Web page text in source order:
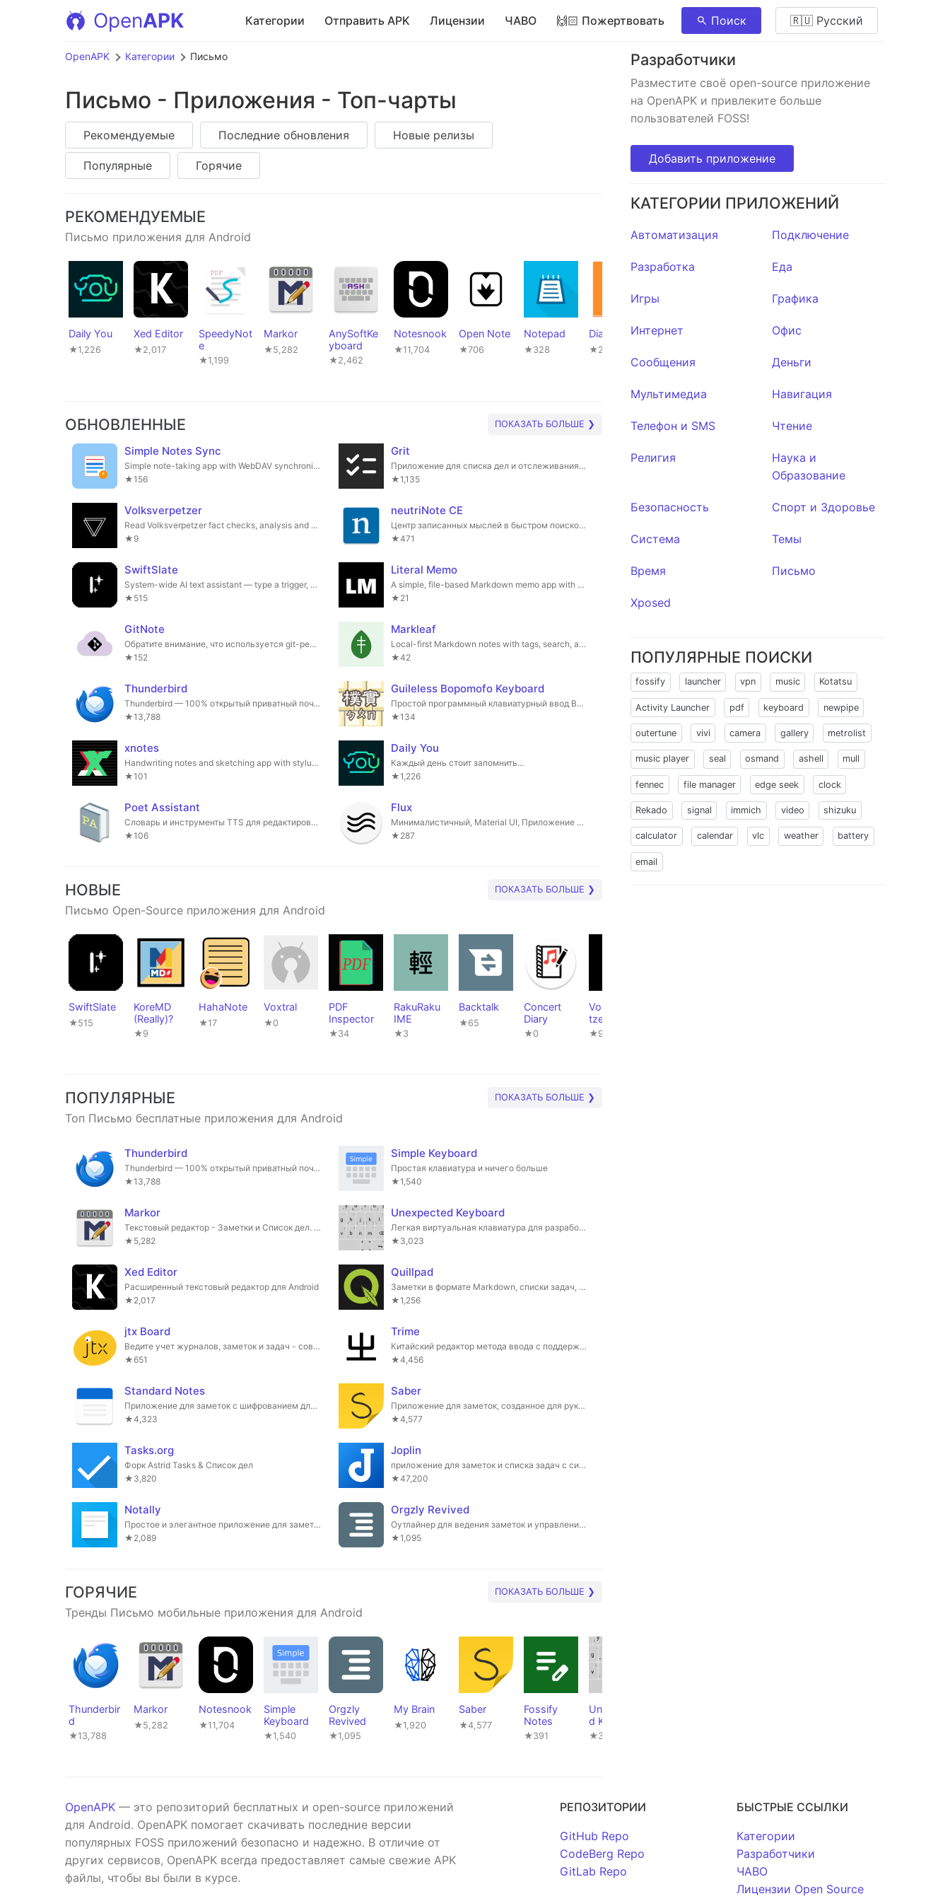
OpenAPK Категории Отправить APK Лицензии ЧАВО 🙌🏻 Пожертвовать Поиск 🇷🇺 Pусский
OpenAPK Категории Письмо
Письмо - Приложения - Топ-чарты
Рекомендуемые Последние обновления Новые релизы
Популярные Горячие
РЕКОМЕНДУЕМЫЕ
Письмо приложения для Android
Daily You
★1,226
Xed Editor
★2,017
SpeedyNot
e
★1,199
Markor
★5,282
AnySoftKe
yboard
★2,462
Notesnook
★11,704
Open Note
★706
Notepad
★328
Diary
★234
ОБНОВЛЕННЫЕ ПОКАЗАТЬ БОЛЬШЕ ❯
Simple Notes Sync
Simple note-taking app with WebDAV synchronization
★156
Grit
Приложение для списка дел и отслеживания привычек, которое помогает вам визуализировать ваш прогресс.
★1,135
Volksverpetzer
Read Volksverpetzer fact checks, analysis and articles on your mobile phone.
★9
neutriNote CE
Центр записанных мыслей в быстром поисковом формате простого текста.
★471
SwiftSlate
System-wide AI text assistant — type a trigger, get instant text transformation
★515
Literal Memo
A simple, file-based Markdown memo app with GitHub sync.
★21
GitNote
Обратите внимание, что используется git-репозиторий.
★152
Markleaf
Local-first Markdown notes with tags, search, and file export
★42
Thunderbird
Thunderbird — 100% открытый приватный почтовый клиент.
★13,788
Guileless Bopomofo Keyboard
Простой программный клавиатурный ввод Bopomofo (редактор ввода) для набора текста на Ханью.
★134
xnotes
Handwriting notes and sketching app with stylus support
★101
Daily You
Каждый день стоит запомнить...
★1,226
Poet Assistant
Словарь и инструменты TTS для редактирования стихов
★106
Flux
Минималистичный, Material UI, Приложение для повышения продуктивности
★287
НОВЫЕ ПОКАЗАТЬ БОЛЬШЕ ❯
Письмо Open-Source приложения для Android
SwiftSlate
★515
KoreMD
(Really)?
★9
HahaNote
★17
Voxtral
★0
PDF
Inspector
★34
RakuRaku
IME
★3
Backtalk
★65
Concert
Diary
★0
Volksverpe
tzer
★9
ПОПУЛЯРНЫЕ ПОКАЗАТЬ БОЛЬШЕ ❯
Топ Письмо бесплатные приложения для Android
Thunderbird
Thunderbird — 100% открытый приватный почтовый клиент.
★13,788
Simple Keyboard
Простая клавиатура и ничего больше
★1,540
Markor
Текстовый редактор - Заметки и Список дел. Легковесный. Поддержка Markdown и todo.txt.
★5,282
Unexpected Keyboard
Легкая виртуальная клавиатура для разработчиков.
★3,023
Xed Editor
Расширенный текстовый редактор для Android
★2,017
Quillpad
Заметки в формате Markdown, списки задач, синхронизация с Nextcloud и многое другое. Форк приложения Quillnote.
★1,256
jtx Board
Ведите учет журналов, заметок и задач - совместимо с iCalendar и синхронизируется с вами.
★651
Trime
Китайский редактор метода ввода с поддержкой движка Rime
★4,456
Standard Notes
Приложение для заметок с шифрованием для любителей технологий и профессионалов
★4,323
Saber
Приложение для заметок, созданное для рукописного ввода.
★4,577
Tasks.org
Форк Astrid Tasks & Список дел
★3,820
Joplin
приложение для заметок и списка задач с синхронизацией между Linux, macOS, Windows и мобильными устройствами
★47,200
Notally
Простое и элегантное приложение для заметок с открытым исходным кодом.
★2,089
Orgzly Revived
Оутлайнер для ведения заметок и управления списками задач.
★1,095
ГОРЯЧИЕ ПОКАЗАТЬ БОЛЬШЕ ❯
Тренды Письмо мобильные приложения для Android
Thunderbir
d
★13,788
Markor
★5,282
Notesnook
★11,704
Simple
Keyboard
★1,540
Orgzly
Revived
★1,095
My Brain
★1,920
Saber
★4,577
Fossify
Notes
★391
Unexpecte
d Keyboard
★3,023
Разработчики
Разместите своё open-source приложение
на OpenAPK и привлеките больше
пользователей FOSS!
Добавить приложение
КАТЕГОРИИ ПРИЛОЖЕНИЙ
Автоматизация Подключение
Разработка Еда
Игры Графика
Интернет Офис
Сообщения Деньги
Мультимедиа Навигация
Телефон и SMS Чтение
Религия
Наука и
Образование
Безопасность Спорт и Здоровье
Система Темы
Время Письмо
Xposed
ПОПУЛЯРНЫЕ ПОИСКИ
fossify launcher vpn music Kotatsu
Activity Launcher pdf keyboard newpipe
outertune vivi camera gallery metrolist
music player seal osmand ashell mull
fennec file manager edge seek clock
Rekado signal immich video shizuku
calculator calendar vlc weather battery
email
OpenAPK — это репозиторий бесплатных и open-source приложений
для Android. OpenAPK помогает скачивать последние версии
популярных FOSS приложений безопасно и надежно. В отличие от
других сервисов, OpenAPK всегда предоставляет самые свежие APK
файлы, чтобы вы были в курсе.
РЕПОЗИТОРИИ
GitHub Repo
CodeBerg Repo
GitLab Repo
БЫСТРЫЕ ССЫЛКИ
Категории
Разработчики
ЧАВО
Лицензии Open Source